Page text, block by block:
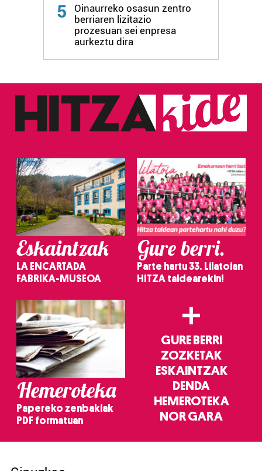
5
Oinaurreko osasun zentro
berriaren lizitazio
prozesuan sei enpresa
aurkeztu dira
Eskaintzak
LA ENCARTADA
FABRIKA-MUSEOA
Gure berri.
Parte hartu 33. Lilatoian
HITZA taldearekin!
Hemeroteka
Papereko zenbakiak
PDF formatuan
+
GURE BERRI
ZOZKETAK
ESKAINTZAK
DENDA
HEMEROTEKA
NOR GARA